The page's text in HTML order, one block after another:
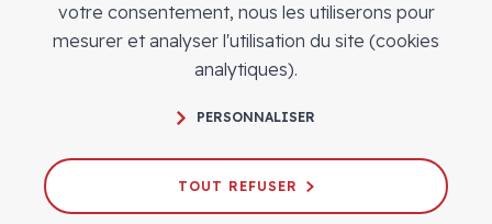
votre consentement, nous les utiliserons pour
mesurer et analyser l'utilisation du site (cookies
analytiques).
PERSONNALISER
TOUT REFUSER